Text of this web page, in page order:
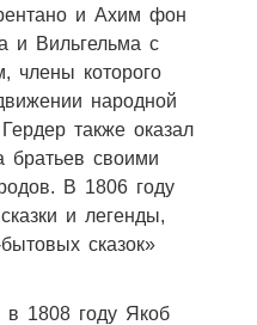
и Ахим фон
и Вильгельма с
члены которого
народной
также оказал
братьев своими
В 1806 году
и легенды,
сказок»
в 1808 году Якоб